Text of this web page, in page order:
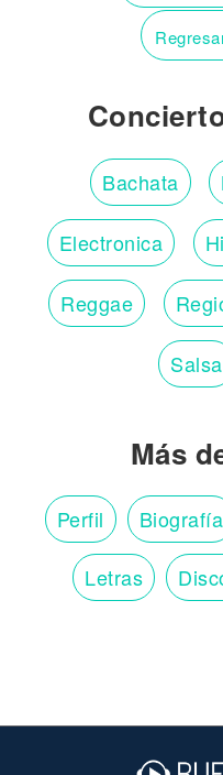
Bachata
Electronica
Reggae
Salsa
Más
Perfil Biografía
Letras